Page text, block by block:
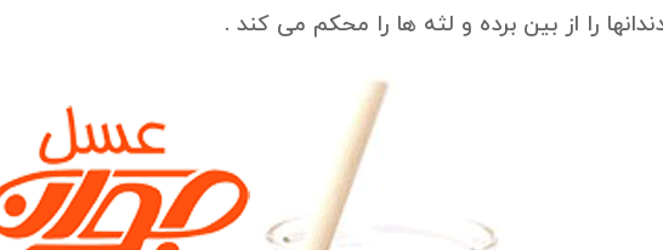
را از بین برده و لثه ها را محکم می کند .